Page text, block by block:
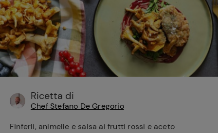
e
ricetta
il
la frutta
sensi di
Ricetta di
Chef Stefano De Gregorio
Finferli, animelle e salsa ai frutti rossi e aceto